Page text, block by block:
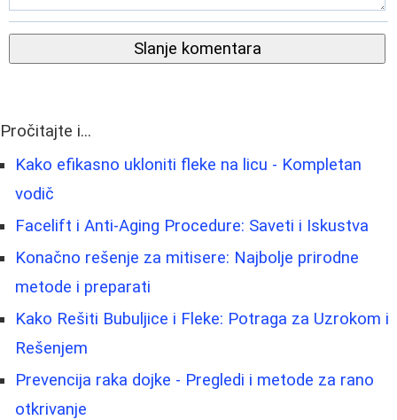
Slanje komentara
Pročitajte i...
Kako efikasno ukloniti fleke na licu - Kompletan
vodič
Facelift i Anti-Aging Procedure: Saveti i Iskustva
Konačno rešenje za mitisere: Najbolje prirodne
metode i preparati
Kako Rešiti Bubuljice i Fleke: Potraga za Uzrokom i
Rešenjem
Prevencija raka dojke - Pregledi i metode za rano
otkrivanje